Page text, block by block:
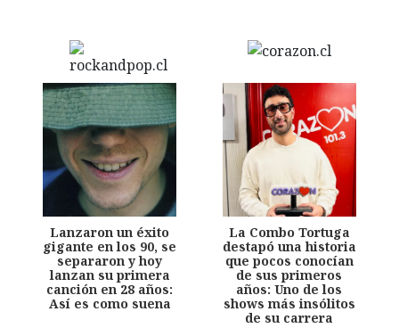
Lanzaron un éxito
gigante en los 90, se
separaron y hoy
lanzan su primera
canción en 28 años:
Así es como suena
La Combo Tortuga
destapó una historia
que pocos conocían
de sus primeros
años: Uno de los
shows más insólitos
de su carrera